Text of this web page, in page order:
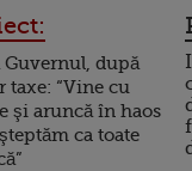
după
taxe: “Vine cu
şi aruncă în haos
ca toate